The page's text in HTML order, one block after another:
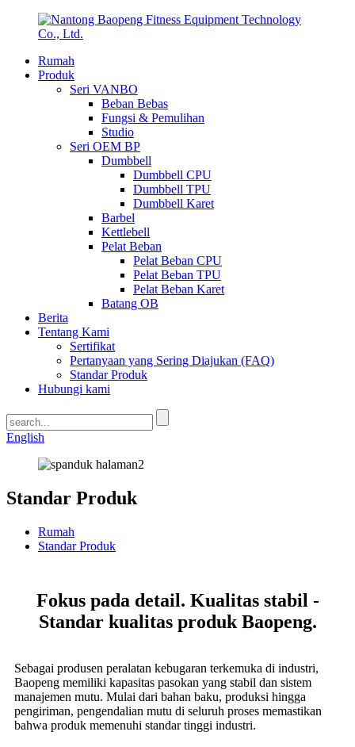
Rumah
Produk
Seri VANBO
Beban Bebas
Fungsi & Pemulihan
Studio
Seri OEM BP
Dumbbell
Dumbbell CPU
Dumbbell TPU
Dumbbell Karet
Barbel
Kettlebell
Pelat Beban
Pelat Beban CPU
Pelat Beban TPU
Pelat Beban Karet
Batang OB
Berita
Tentang Kami
Sertifikat
Pertanyaan yang Sering Diajukan (FAQ)
Standar Produk
Hubungi kami
English
Standar Produk
Rumah
Standar Produk
Fokus pada detail. Kualitas stabil -
Standar kualitas produk Baopeng.
Sebagai produsen peralatan kebugaran terkemuka di industri,
Baopeng memiliki kapasitas pasokan yang stabil dan sistem
manajemen mutu. Mulai dari bahan baku, produksi hingga
pengiriman, pengendalian mutu di seluruh proses memastikan
bahwa produk memenuhi standar tinggi industri.